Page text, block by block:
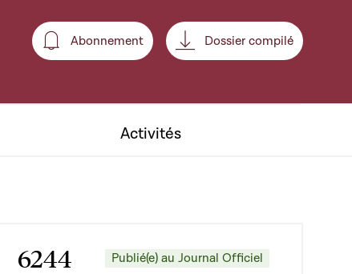
Abonnement
Abonnement Dossier compilé
Activités
6244 Publié(e) au Journal Officiel